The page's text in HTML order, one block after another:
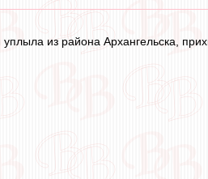
из района Архангельска,